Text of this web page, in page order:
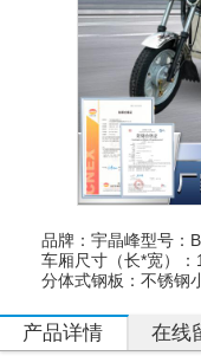
品牌：宇晶峰型号：
车厢尺寸（长*宽）
分体式钢板：不锈钢
产品详情 在线